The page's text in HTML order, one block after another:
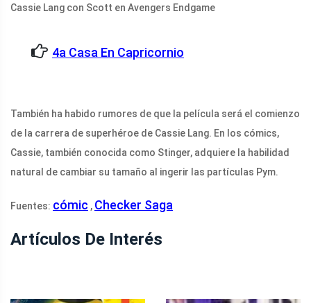
Cassie Lang con Scott en Avengers Endgame
4a Casa En Capricornio
También ha habido rumores de que la película será el comienzo
de la carrera de superhéroe de Cassie Lang. En los cómics,
Cassie, también conocida como Stinger, adquiere la habilidad
natural de cambiar su tamaño al ingerir las partículas Pym.
Fuentes: cómic , Checker Saga
Artículos De Interés